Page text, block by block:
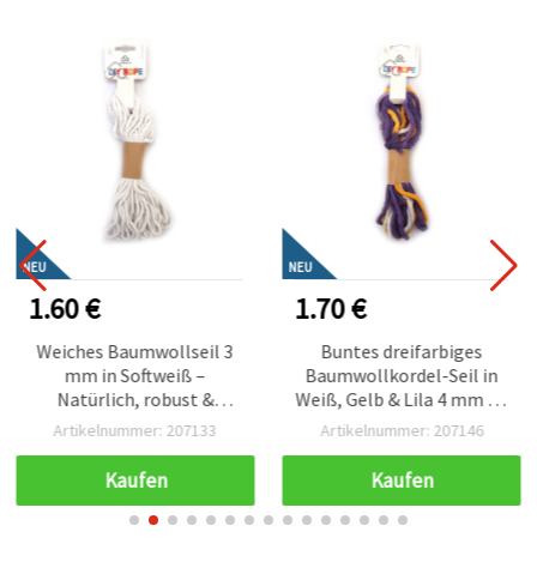
NEU
1.60 €
Weiches Baumwollseil 3
mm in Softweiß –
Natürlich, robust &
dekorative Bastelschnur,
Artikelnummer: 207133
Kaufen
NEU
1.70 €
Buntes dreifarbiges
Baumwollkordel-Seil in
Weiß, Gelb & Lila 4 mm ca.
5 m – ideal für Makramee,
Bastelprojekte
Artikelnummer: 207146
Kaufen